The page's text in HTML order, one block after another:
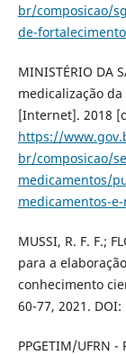
br/composicao/
de-
MINISTÉRIO DA
medicalização
[Internet]. 2018
https://
br/composicao/
medicamentos/
medicamentos-
MUSSI, R. F. F.;
para a
conhecimento
60-77, 2021.
PPGETIM/UFRN